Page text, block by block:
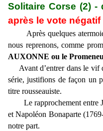
Solitaire Corse (2) -
après le vote
Après quelques
nous reprenons, comme
AUXONNE ou le
Avant d’entrer dans le vif
série, justifions de façon un
titre rousseauiste.
Le rapprochement entre
et Napoléon Bonaparte
notre part.